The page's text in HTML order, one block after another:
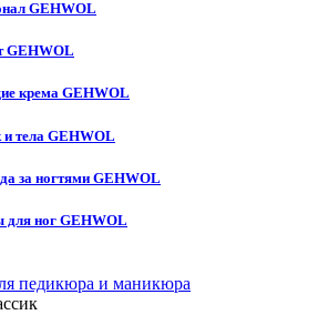
GEHWOL
GEHWOL
крема GEHWOL
и тела GEHWOL
за ногтями GEHWOL
для ног GEHWOL
педикюра и маникюра